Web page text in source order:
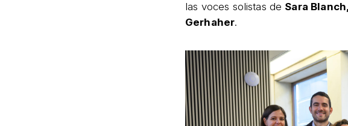
las voces solistas de Sara
Gerhaher.